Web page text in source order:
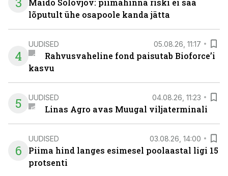
Maido Solovjov: piimahinna riski ei saa
lõputult ühe osapoole kanda jätta
4
UUDISED 05.08.26, 11:17
Rahvusvaheline fond paisutab Bioforce’i
kasvu
5 UUDISED 04.08.26, 11:23
Linas Agro avas Muugal viljaterminali
6
UUDISED 03.08.26, 14:00
Piima hind langes esimesel poolaastal ligi 15
protsenti